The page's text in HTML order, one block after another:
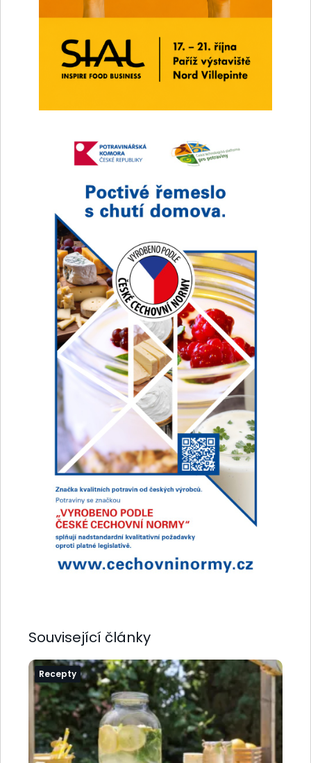
Související články
Recepty